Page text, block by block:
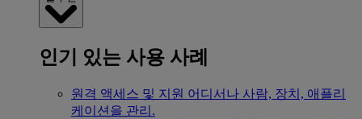
인기 있는 사용 사례
원격 액세스 및 지원 어디서나 사람, 장치, 애플리
케이션을 관리.